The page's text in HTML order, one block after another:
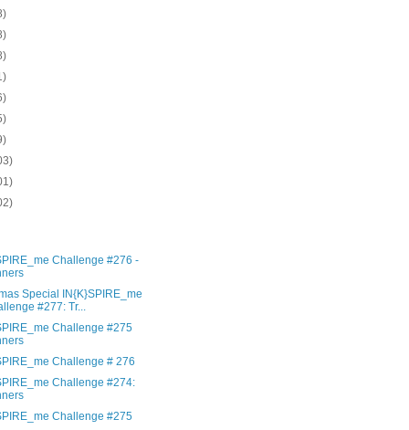
Challenge #276 -
Special IN{K}SPIRE_me
#277: Tr...
Challenge #275
Challenge # 276
Challenge #274:
Challenge #275